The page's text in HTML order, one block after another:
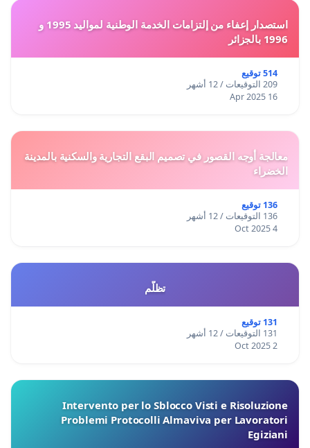
استصدار إعفاء من إلتزامات الخدمة الوطنية لمواليد 1995 و
1996 بالجزائر
514 توقيع
209 التوقيعات / 12 أشهر
16 Apr 2025
معالجة أوجه القصور في تصميم البقع التجارية والسكنية بالمدينة
الخضراء
136 توقيع
136 التوقيعات / 12 أشهر
4 Oct 2025
تظلّم
131 توقيع
131 التوقيعات / 12 أشهر
2 Oct 2025
Intervento per lo Sblocco Visti e Risoluzione
Problemi Protocolli Almaviva per Lavoratori
Egiziani